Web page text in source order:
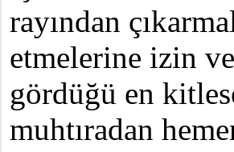
rayından
etmelerine izin
gördüğü en
muhtıradan